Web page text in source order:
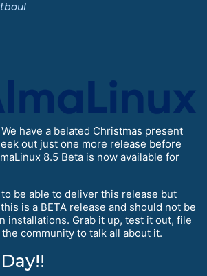
have a belated Christmas present
out just one more release before
8.5 Beta is now available for
be able to deliver this release but
is a BETA release and should not be
installations. Grab it up, test it out, file
community to talk all about it.